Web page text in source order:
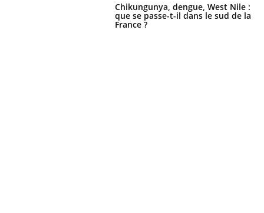
Chikungunya, dengue, West Nile :
que se passe-t-il dans le sud de la
France ?